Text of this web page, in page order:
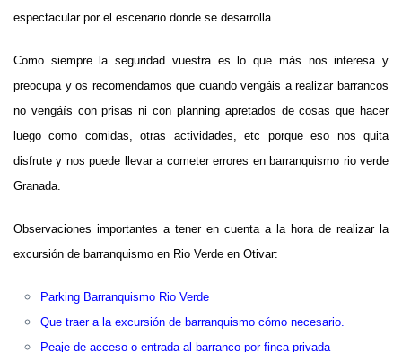
espectacular por el escenario donde se desarrolla.
Como siempre la seguridad vuestra es lo que más nos interesa y
preocupa y os recomendamos que cuando vengáis a realizar barrancos
no vengáís con prisas ni con planning apretados de cosas que hacer
luego como comidas, otras actividades, etc porque eso nos quita
disfrute y nos puede llevar a cometer errores en barranquismo rio verde
Granada.
Observaciones importantes a tener en cuenta a la hora de realizar la
excursión de barranquismo en Rio Verde en Otivar:
Parking Barranquismo Rio Verde
Que traer a la excursión de barranquismo cómo necesario.
Peaje de acceso o entrada al barranco por finca privada